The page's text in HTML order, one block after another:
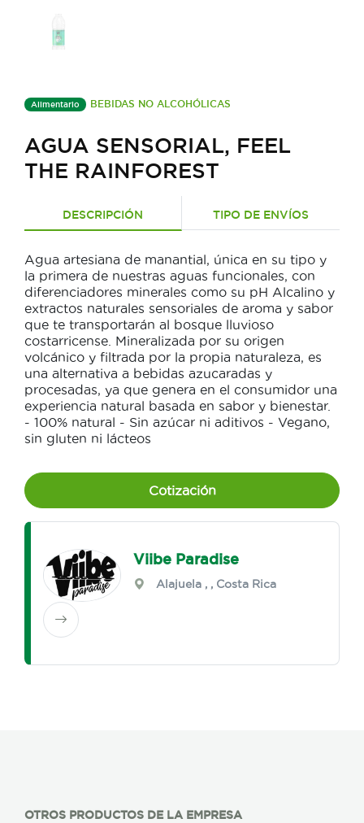
Alimentario BEBIDAS NO ALCOHÓLICAS
AGUA SENSORIAL, FEEL
THE RAINFOREST
DESCRIPCIÓN TIPO DE ENVÍOS
Agua artesiana de manantial, única en su tipo y
la primera de nuestras aguas funcionales, con
diferenciadores minerales como su pH Alcalino y
extractos naturales sensoriales de aroma y sabor
que te transportarán al bosque lluvioso
costarricense. Mineralizada por su origen
volcánico y filtrada por la propia naturaleza, es
una alternativa a bebidas azucaradas y
procesadas, ya que genera en el consumidor una
experiencia natural basada en sabor y bienestar.
- 100% natural - Sin azúcar ni aditivos - Vegano,
sin gluten ni lácteos
Cotización
Viibe Paradise
Alajuela , , Costa Rica
OTROS PRODUCTOS DE LA EMPRESA